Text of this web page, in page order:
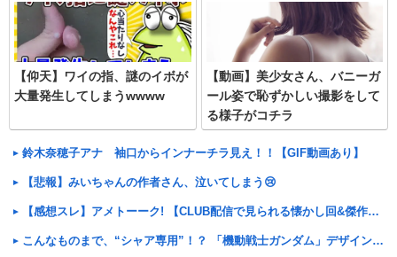
【仰天】ワイの指、謎のイボが
大量発生してしまうwwww
【動画】美少女さん、バニーガ
ール姿で恥ずかしい撮影をして
る様子がコチラ
鈴木奈穂子アナ 袖口からインナーチラ見え！！【GIF動画あり】
【悲報】みいちゃんの作者さん、泣いてしまう😢
【感想スレ】アメトーーク! 【CLUB配信で見られる懐かし回&傑作回】
こんなものまで、“シャア専用”！？ 「機動戦士ガンダム」デザインの「散水ホースリール」が予約開始ーあえて存在感を放つ赤さ